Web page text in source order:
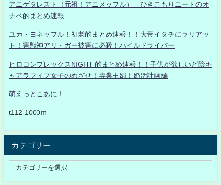
アニゲタレスト（元祖！アニメッフル） ひきこもりニートのオ
ナベ的まとめ速報
ユカ・ヨネッフル！初老的まとめ速報！！大帝イタチにラリアッ
ト！害獣神アリ・ガー被害に必殺！パイルドライバー
ヒロコンプレックスNIGHT 的まとめ速報！！子供が欲しいど陰キ
ャアラフィフ女子のめざせ！専業主婦！婚活計画編
萌えっとこあに！
t112-1000ｍ
カテゴリー